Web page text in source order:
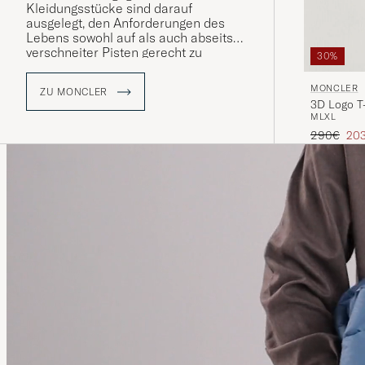
Kleidungsstücke sind darauf
ausgelegt, den Anforderungen des
Lebens sowohl auf als auch abseits
verschneiter Pisten gerecht zu
Stadtbewohner an. Care of Carl ist ein
autorisierter Händler von Moncler
Auswahl der ikonischen Produkte der
ZU MONCLER
30%
MONCLER
3D Logo
M LXL
Regulärer
290€